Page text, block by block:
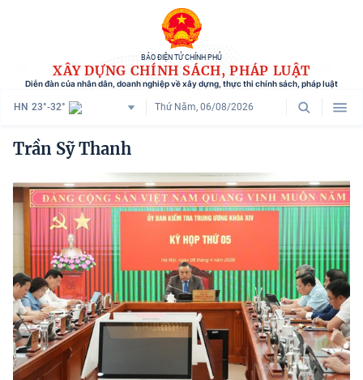
BÁO ĐIỆN TỬ CHÍNH PHỦ
XÂY DỰNG CHÍNH SÁCH, PHÁP LUẬT
Diễn đàn của nhân dân, doanh nghiệp về xây dựng, thực thi chính sách, pháp luật
HN 23°-32° Thứ Năm, 06/08/2026
Danh mục
Chính sách mới
Tham vấn chính sách
Người dân góp ý
Doanh nghiệp hiến kế
Chính sách và cuộc sống
Hướng dẫn thực hiện chính sách
Trần Sỹ Thanh